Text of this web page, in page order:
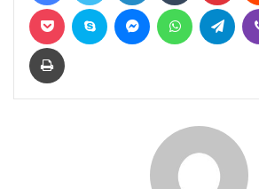
Pocket Skype MessengerWhatsApp
Yazdır